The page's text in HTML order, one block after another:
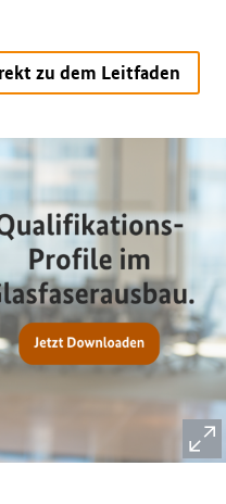
zu dem Leitfaden